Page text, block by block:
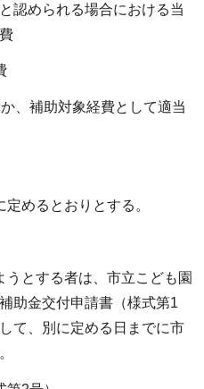
認められる場合における当
、補助対象経費として適当
めるとおりとする。
とする者は、市立こども園
助金交付申請書（様式第1
て、別に定める日までに市